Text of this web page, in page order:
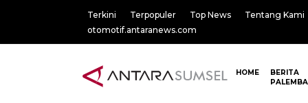
Terkini Terpopuler Top News
Tentang Kami
otomotif.antaranews.com
HOME
BERITA